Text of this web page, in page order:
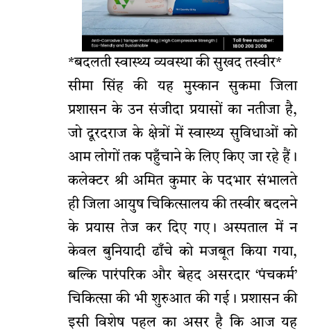
*बदलती स्वास्थ्य व्यवस्था की सुखद तस्वीर*
सीमा सिंह की यह मुस्कान सुकमा जिला
प्रशासन के उन संजीदा प्रयासों का नतीजा है,
जो दूरदराज के क्षेत्रों में स्वास्थ्य सुविधाओं को
आम लोगों तक पहुँचाने के लिए किए जा रहे हैं।
कलेक्टर श्री अमित कुमार के पदभार संभालते
ही जिला आयुष चिकित्सालय की तस्वीर बदलने
के प्रयास तेज कर दिए गए। अस्पताल में न
केवल बुनियादी ढाँचे को मजबूत किया गया,
बल्कि पारंपरिक और बेहद असरदार ‘पंचकर्म’
चिकित्सा की भी शुरुआत की गई। प्रशासन की
इसी विशेष पहल का असर है कि आज यह